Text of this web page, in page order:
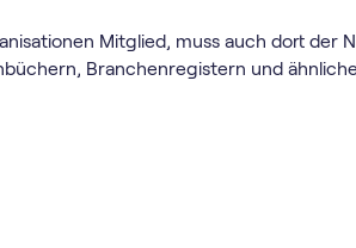
Mitglied, muss auch dort der
Branchenregistern und